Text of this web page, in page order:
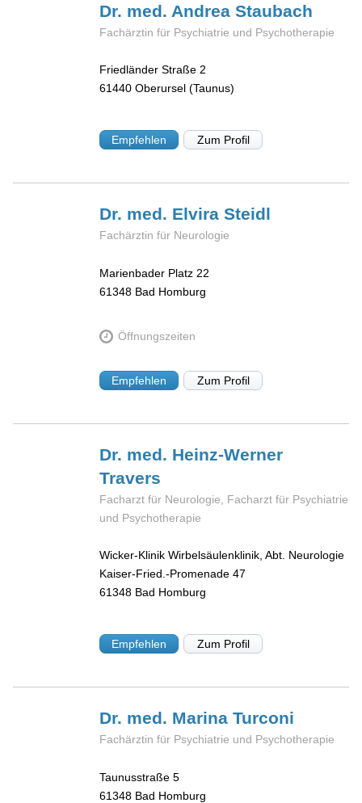
Dr. med. AndreaStaubach
Fachärztin für Psychiatrie und Psychotherapie
Friedländer Straße 2
61440 Oberursel (Taunus)
Empfehlen Zum Profil
Dr. med. ElviraSteidl
Fachärztin für Neurologie
Marienbader Platz 22
61348 Bad Homburg
Öffnungszeiten
Empfehlen Zum Profil
Dr. med. Heinz-Werner
Travers
Facharzt für Neurologie, Facharzt für Psychiatrie
und Psychotherapie
Wicker-Klinik Wirbelsäulenklinik, Abt. Neurologie
Kaiser-Fried.-Promenade 47
61348 Bad Homburg
Empfehlen Zum Profil
Dr. med. MarinaTurconi
Fachärztin für Psychiatrie und Psychotherapie
Taunusstraße 5
61348 Bad Homburg